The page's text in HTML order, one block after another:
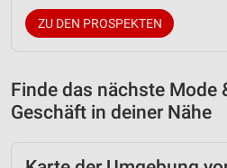
ZU DEN PROSPEKTEN
Finde das nächste Mode
Geschäft in deiner Nähe